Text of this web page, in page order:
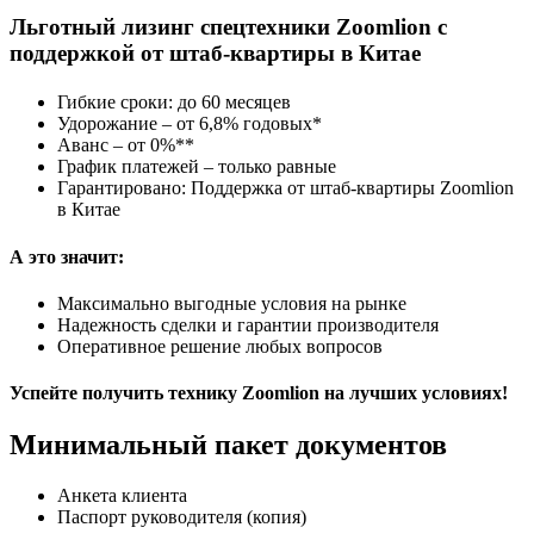
Льготный лизинг спецтехники Zoomlion с
поддержкой от штаб-квартиры в Китае
Гибкие сроки: до 60 месяцев
Удорожание – от 6,8% годовых*
Аванс – от 0%**
График платежей – только равные
Гарантировано: Поддержка от штаб-квартиры Zoomlion
в Китае
А это значит:
Максимально выгодные условия на рынке
Надежность сделки и гарантии производителя
Оперативное решение любых вопросов
Успейте получить технику Zoomlion на лучших условиях!
Минимальный пакет документов
Анкета клиента
Паспорт руководителя (копия)